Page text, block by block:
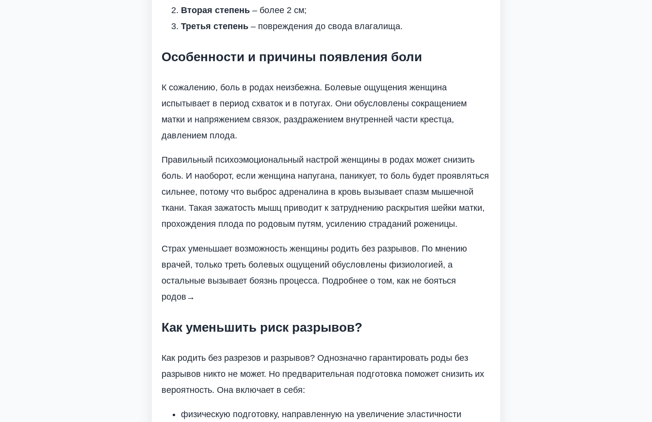
Вторая степень – более 2 см;
Третья степень – повреждения до свода влагалища.
Особенности и причины появления боли
К сожалению, боль в родах неизбежна. Болевые ощущения женщина
испытывает в период схваток и в потугах. Они обусловлены сокращением
матки и напряжением связок, раздражением внутренней части крестца,
давлением плода.
Правильный психоэмоциональный настрой женщины в родах может снизить
боль. И наоборот, если женщина напугана, паникует, то боль будет проявляться
сильнее, потому что выброс адреналина в кровь вызывает спазм мышечной
ткани. Такая зажатость мышц приводит к затруднению раскрытия шейки матки,
прохождения плода по родовым путям, усилению страданий роженицы.
Страх уменьшает возможность женщины родить без разрывов. По мнению
врачей, только треть болевых ощущений обусловлены физиологией, а
остальные вызывает боязнь процесса. Подробнее о том, как не бояться
родов→
Как уменьшить риск разрывов?
Как родить без разрезов и разрывов? Однозначно гарантировать роды без
разрывов никто не может. Но предварительная подготовка поможет снизить их
вероятность. Она включает в себя:
физическую подготовку, направленную на увеличение эластичности